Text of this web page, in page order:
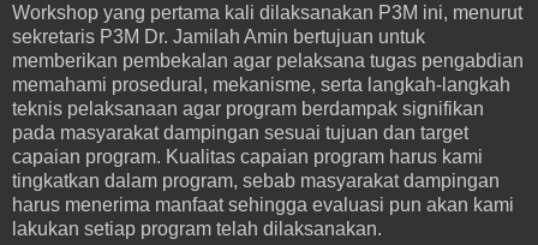
Workshop yang pertama kali dilaksanakan P3M ini, menurut
sekretaris P3M Dr. Jamilah Amin bertujuan untuk
memberikan pembekalan agar pelaksana tugas pengabdian
memahami prosedural, mekanisme, serta langkah-langkah
teknis pelaksanaan agar program berdampak signifikan
pada masyarakat dampingan sesuai tujuan dan target
capaian program. Kualitas capaian program harus kami
tingkatkan dalam program, sebab masyarakat dampingan
harus menerima manfaat sehingga evaluasi pun akan kami
lakukan setiap program telah dilaksanakan.